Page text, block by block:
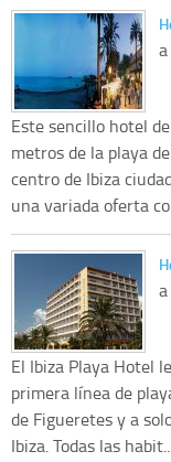
Este sencillo hotel
metros de la playa
centro de Ibiza
una variada oferta
El Ibiza Playa Hotel
primera línea de
de Figueretes y a
Ibiza. Todas las